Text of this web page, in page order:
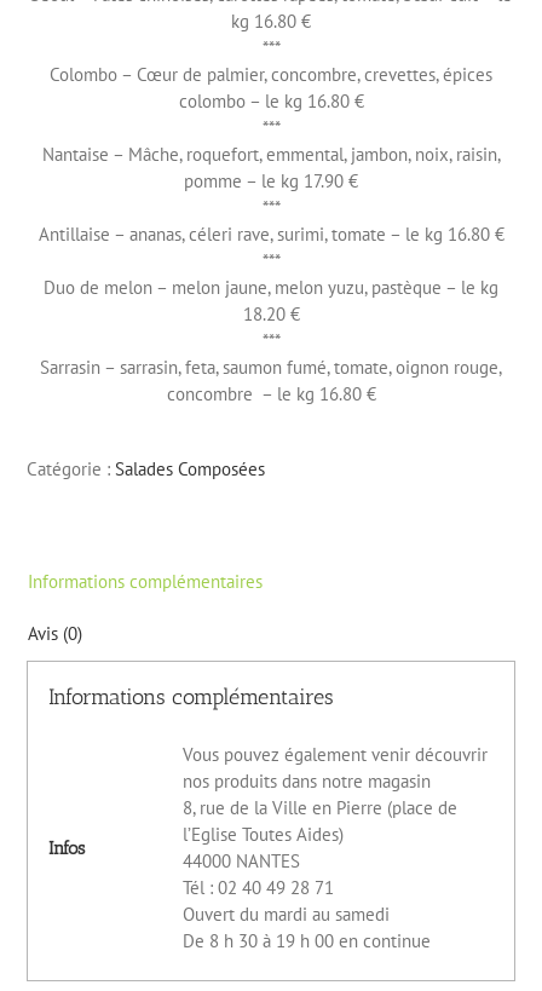
kg 16.80 €
***
Colombo – Cœur de palmier, concombre, crevettes, épices
colombo – le kg 16.80 €
***
Nantaise – Mâche, roquefort, emmental, jambon, noix, raisin,
pomme – le kg 17.90 €
***
Antillaise – ananas, céleri rave, surimi, tomate – le kg 16.80 €
***
Duo de melon – melon jaune, melon yuzu, pastèque – le kg
18.20 €
***
Sarrasin – sarrasin, feta, saumon fumé, tomate, oignon rouge,
concombre – le kg 16.80 €
Catégorie :Salades Composées
Informations complémentaires
Avis (0)
Informations complémentaires
Infos
Vous pouvez également venir découvrir
nos produits dans notre magasin
8, rue de la Ville en Pierre (place de
l’Eglise Toutes Aides)
44000 NANTES
Tél : 02 40 49 28 71
Ouvert du mardi au samedi
De 8 h 30 à 19 h 00 en continue